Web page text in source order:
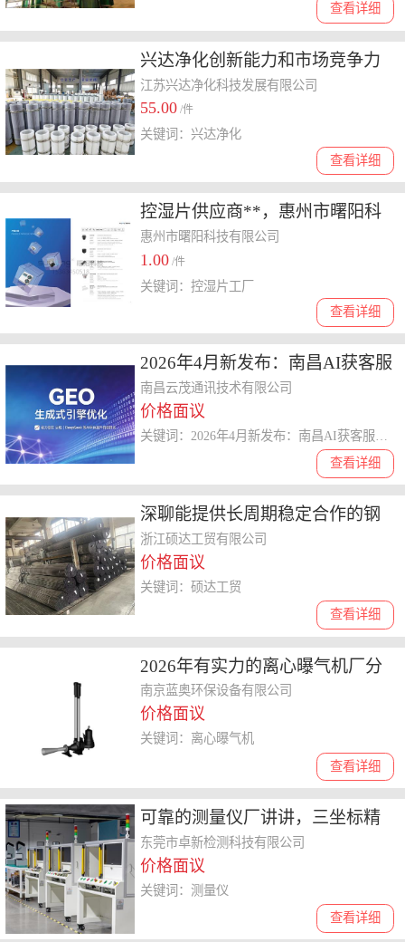
查看详细
兴达净化创新能力和市场竞争力
揭秘，客户评价究竟好不好
江苏兴达净化科技发展有限公司
55.00 /件
查看详细
关键词：兴达净化
控湿片供应商**，惠州市曙阳科
技可靠性高
惠州市曙阳科技有限公司
1.00 /件
查看详细
关键词：控湿片工厂
2026年4月新发布：南昌AI获客服
务商综合评测与选型指南
南昌云茂通讯技术有限公司
价格面议
查看详细
深聊能提供长周期稳定合作的钢
材厂家，可提供敏捷服务、可修
复钢材怎么收费
浙江硕达工贸有限公司
价格面议
查看详细
关键词：硕达工贸
2026年有实力的离心曝气机厂分
析，哪家性价比高
南京蓝奥环保设备有限公司
价格面议
查看详细
关键词：离心曝气机
可靠的测量仪厂讲讲，三坐标精
密测量仪、光学测量仪怎么选择
东莞市卓新检测科技有限公司
价格面议
查看详细
关键词：测量仪